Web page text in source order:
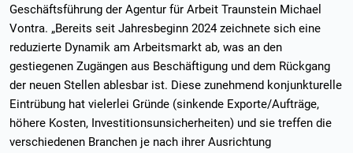
Geschäftsführung der Agentur für Arbeit Traunstein Michael
Vontra. „Bereits seit Jahresbeginn 2024 zeichnete sich eine
reduzierte Dynamik am Arbeitsmarkt ab, was an den
gestiegenen Zugängen aus Beschäftigung und dem Rückgang
der neuen Stellen ablesbar ist. Diese zunehmend konjunkturelle
Eintrübung hat vielerlei Gründe (sinkende Exporte/Aufträge,
höhere Kosten, Investitionsunsicherheiten) und sie treffen die
verschiedenen Branchen je nach ihrer Ausrichtung